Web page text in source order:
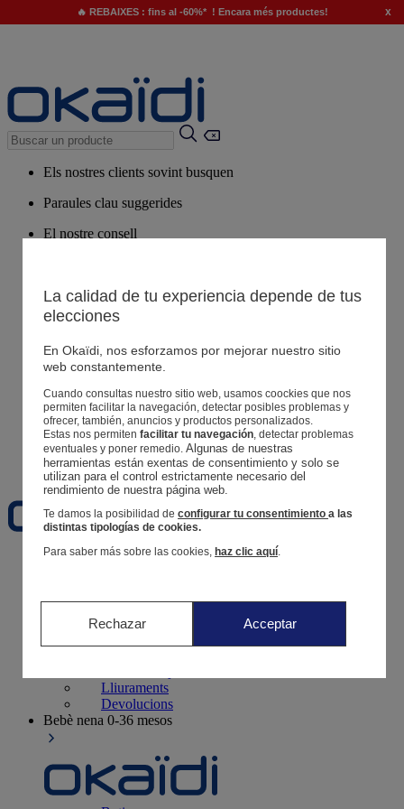
🔥 REBAIXES : fins al -60%* ! Encara més productes! x
Els nostres clients sovint busquen
Paraules clau suggerides
El nostre consell
Botigues
La teva informació
Segueix una comanda
Cistella
Favorits
Lliuraments
Devolucions
Bebè nena 0-36 mesos
La calidad de tu experiencia depende de tus
elecciones
En Okaïdi, nos esforzamos por mejorar nuestro sitio
web constantemente.
Cuando consultas nuestro sitio web, usamos coockies que nos
permiten facilitar la navegación, detectar posibles problemas y
ofrecer, también, anuncios y productos personalizados.
Estas nos permitenfacilitar tu navegación, detectar problemas
eventuales y poner remedio.Algunas de nuestras
herramientas están exentas de consentimiento y solo se
utilizan para el control estrictamente necesario del
rendimiento de nuestra página web.
Te damos la posibilidad deconfigurar tu consentimientoa las
distintas tipologías de cookies.
Para saber más sobre las cookies, haz clic aquí.
Rechazar Acceptar